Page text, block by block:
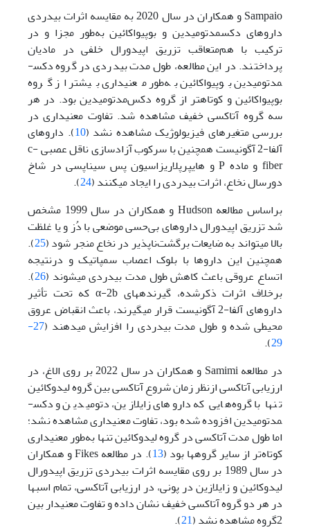
Sampaio و همکاران در سال 2020 به مقایسه اثرات بی­دردی
داروهای دکس­مدتومیدین و بوپیواکائین به‌طور مجزا و در
ترکیب با هم‌متعاقب تزریق اپیدورال خلفی در مادیان
پرداختند. در این مطالعه، طول مدت بی­دردی در گروه دکس­
مدتومیدین بوپیواکائین به‌طور معنی­داری بیشتر از گروه
بوپیواکائین و کوتاه­تر از گروه دکس‌مدتومیدین بود. در هر
سه گروه آتاکسی خفیف مشاهده شد. تفاوت معنی­داری در
بررسی متغیرهای فیزیولوژیک مشاهده نشد (10). داروهای
آلفا-2 آگونیست همچنین با سرکوب آزادسازی ناقل عصبی c-
fiber و ماده P و هایپرپلاریزاسیون پس سیناپسی در شاخ
دورسال نخاع، اثرات بی­دردی را ایجاد می­کنند (24
).
بر‌اساس مطالعه Hudson و همکاران در سال 1999 مشخص
شد تزریق اپیدورال داروهای ‌بی‌حسی موضعی با دُز و یا غلظت
بالا می­تواند به ضایعات برگشت‌ناپذیر در نخاع منجر شود (25
).
همچنین این داروها با بلوک اعصاب سمپاتیک و در‌نتیجه
اتساع عروقی باعث کاهش طول مدت بی­دردی می­شوند (26
).
بر‌خلاف اثرات ذکر‌شده، گیرنده­های α-2b که تحت تأثیر
داروهای آلفا-2 آگونیست قرار می­گیرند، باعث انقباض عروق
محیطی شده و طول مدت بی‎دردی را افزایش می‎دهند (
27-
29
).
در مطالعه Samimi و همکاران در سال 2022 بر روی الاغ، در
ارزیابی آتاکسی ‌ازنظر زمان شروع آتاکسی بین گروه لیدوکائین
تنها با گروه‌هایی که داروهای زایلازین، دتومیدین و دکس­
مدتومیدین افزوده شده بود، تفاوت معنی­داری مشاهده نشد؛
اما طول مدت آتاکسی در گروه لیدوکائین تنها به‌طور معنی­داری
کوتاه‌تر از سایر گروه­ها بود (13
). در مطالعه Fikes و همکاران
در سال 1989 بر روی مقایسه اثرات بی­دردی تزریق اپیدورال
لیدوکائین و زایلازین در پونی، در ارزیابی آتاکسی، تمام اسب­ها
در هر دو گروه آتاکسی خفیف نشان داده و تفاوت معنی­دار بین
2گروه مشاهده نشد (
21
).